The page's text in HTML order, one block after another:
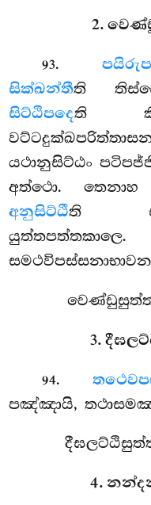
2.
93.
සික්ඛන්තීති
සිට්ඨිපදෙති
යථානුසිට්ඨං
අත්ථො. තෙනාහ
අනුසිට්ඨීති
3.
94. තථෙව
පඤ්ඤායි,
4.